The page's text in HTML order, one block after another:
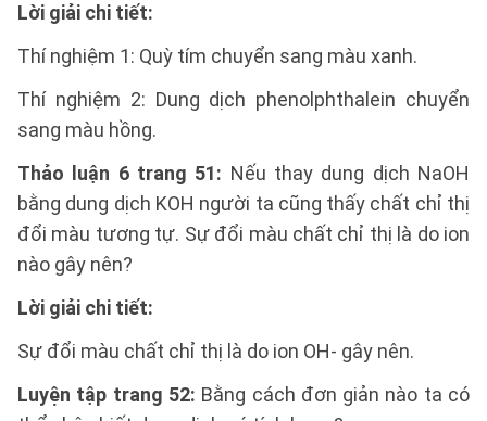
Lời giải chi tiết:
Thí nghiệm 1: Quỳ tím chuyển sang màu xanh.
Thí nghiệm 2: Dung dịch phenolphthalein chuyển
sang màu hồng.
Thảo luận 6 trang 51: Nếu thay dung dịch NaOH
bằng dung dịch KOH người ta cũng thấy chất chỉ thị
đổi màu tương tự. Sự đổi màu chất chỉ thị là do ion
nào gây nên?
Lời giải chi tiết:
Sự đổi màu chất chỉ thị là do ion OH- gây nên.
Luyện tập trang 52: Bằng cách đơn giản nào ta có